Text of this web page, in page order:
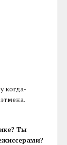
когда-
Ты